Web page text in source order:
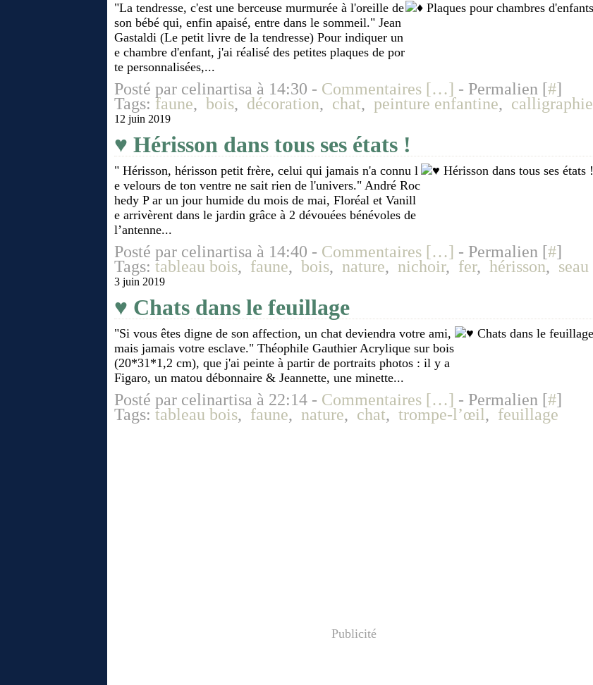
"La tendresse, c'est une berceuse murmurée à l'oreille de
son bébé qui, enfin apaisé, entre dans le sommeil." Jean
Gastaldi (Le petit livre de la tendresse) Pour indiquer un
e chambre d'enfant, j'ai réalisé des petites plaques de por
te personnalisées,...
Posté par celinartisa à 14:30 - Commentaires […] - Permalien [#]
Tags: faune, bois, décoration, chat, peinture enfantine, calligraphie
12 juin 2019
♥ Hérisson dans tous ses états !
" Hérisson, hérisson petit frère, celui qui jamais n'a connu l
e velours de ton ventre ne sait rien de l'univers." André Roc
hedy P ar un jour humide du mois de mai, Floréal et Vanill
e arrivèrent dans le jardin grâce à 2 dévouées bénévoles de
l’antenne...
Posté par celinartisa à 14:40 - Commentaires […] - Permalien [#]
Tags: tableau bois, faune, bois, nature, nichoir, fer, hérisson, seau
3 juin 2019
♥ Chats dans le feuillage
"Si vous êtes digne de son affection, un chat deviendra votre ami,
mais jamais votre esclave." Théophile Gauthier Acrylique sur bois
(20*31*1,2 cm), que j'ai peinte à partir de portraits photos : il y a
Figaro, un matou débonnaire & Jeannette, une minette...
Posté par celinartisa à 22:14 - Commentaires […] - Permalien [#]
Tags: tableau bois, faune, nature, chat, trompe-l’œil, feuillage
Publicité